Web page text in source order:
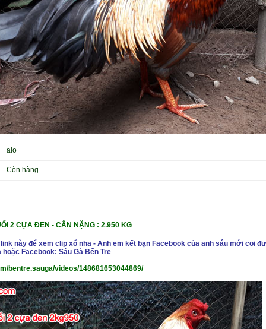
alo
Còn hàng
2 CỰA ĐEN - CÂN NẶNG : 2.950 KG
này để xem clip xổ nha - Anh em kết bạn Facebook của anh sáu mới coi
Facebook: Sáu Gà Bến Tre
bentre.sauga/videos/148681653044869/